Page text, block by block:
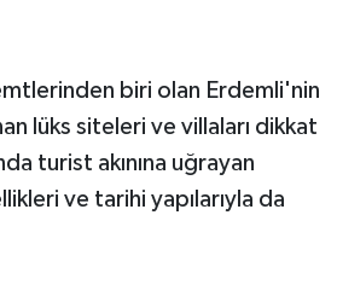
biri olan Erdemli'nin
lüks siteleri ve villaları dikkat
turist akınına uğrayan
ve tarihi yapılarıyla da